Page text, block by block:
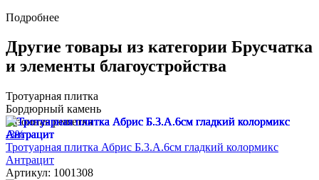
Подробнее
Другие товары из категории Брусчатка
и элементы благоустройства
Тротуарная плитка
Бордюрный камень
Газонная решетка
-3%
Тротуарная плитка Абрис Б.3.А.6см гладкий колормикс
Антрацит
Артикул: 1001308